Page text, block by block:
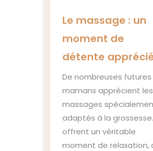
Le massage : un
moment de
détente
De nombreuses futures
mamans apprécient les
massages
adaptés à la
offrent un véritable
moment de relaxation,